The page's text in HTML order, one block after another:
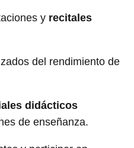
y recitales
del rendimiento de
didácticos
de enseñanza.